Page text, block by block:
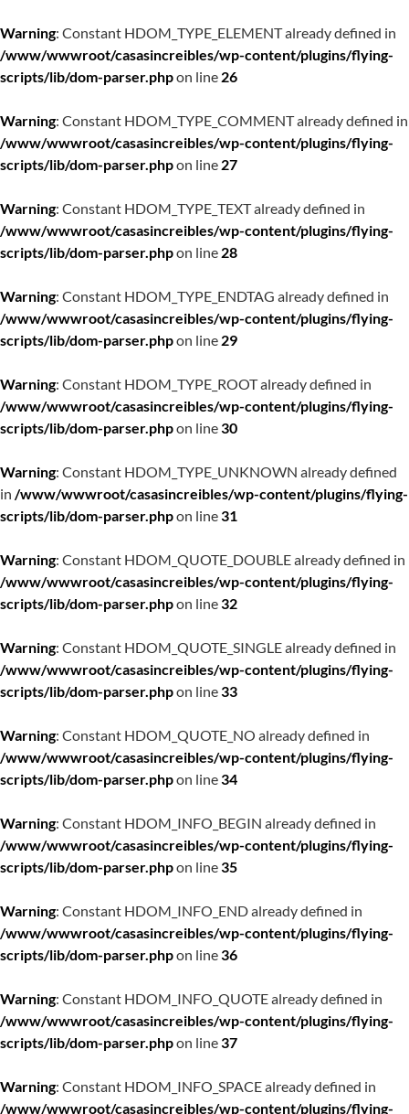
Warning: Constant HDOM_TYPE_ELEMENT already defined in
/www/wwwroot/casasincreibles/wp-content/plugins/flying-
scripts/lib/dom-parser.phpon line 26
Warning: Constant HDOM_TYPE_COMMENT already defined in
/www/wwwroot/casasincreibles/wp-content/plugins/flying-
scripts/lib/dom-parser.phpon line 27
Warning: Constant HDOM_TYPE_TEXT already defined in
/www/wwwroot/casasincreibles/wp-content/plugins/flying-
scripts/lib/dom-parser.phpon line 28
Warning: Constant HDOM_TYPE_ENDTAG already defined in
/www/wwwroot/casasincreibles/wp-content/plugins/flying-
scripts/lib/dom-parser.phpon line 29
Warning: Constant HDOM_TYPE_ROOT already defined in
/www/wwwroot/casasincreibles/wp-content/plugins/flying-
scripts/lib/dom-parser.phpon line30
Warning: Constant HDOM_TYPE_UNKNOWN already defined
in /www/wwwroot/casasincreibles/wp-content/plugins/flying-
scripts/lib/dom-parser.phpon line31
Warning: Constant HDOM_QUOTE_DOUBLE already defined in
/www/wwwroot/casasincreibles/wp-content/plugins/flying-
scripts/lib/dom-parser.phpon line32
Warning: Constant HDOM_QUOTE_SINGLE already defined in
/www/wwwroot/casasincreibles/wp-content/plugins/flying-
scripts/lib/dom-parser.phpon line33
Warning: Constant HDOM_QUOTE_NO already defined in
/www/wwwroot/casasincreibles/wp-content/plugins/flying-
scripts/lib/dom-parser.phpon line34
Warning: Constant HDOM_INFO_BEGIN already defined in
/www/wwwroot/casasincreibles/wp-content/plugins/flying-
scripts/lib/dom-parser.phpon line35
Warning: Constant HDOM_INFO_END already defined in
/www/wwwroot/casasincreibles/wp-content/plugins/flying-
scripts/lib/dom-parser.phpon line36
Warning: Constant HDOM_INFO_QUOTE already defined in
/www/wwwroot/casasincreibles/wp-content/plugins/flying-
scripts/lib/dom-parser.phpon line37
Warning: Constant HDOM_INFO_SPACE already defined in
/www/wwwroot/casasincreibles/wp-content/plugins/flying-